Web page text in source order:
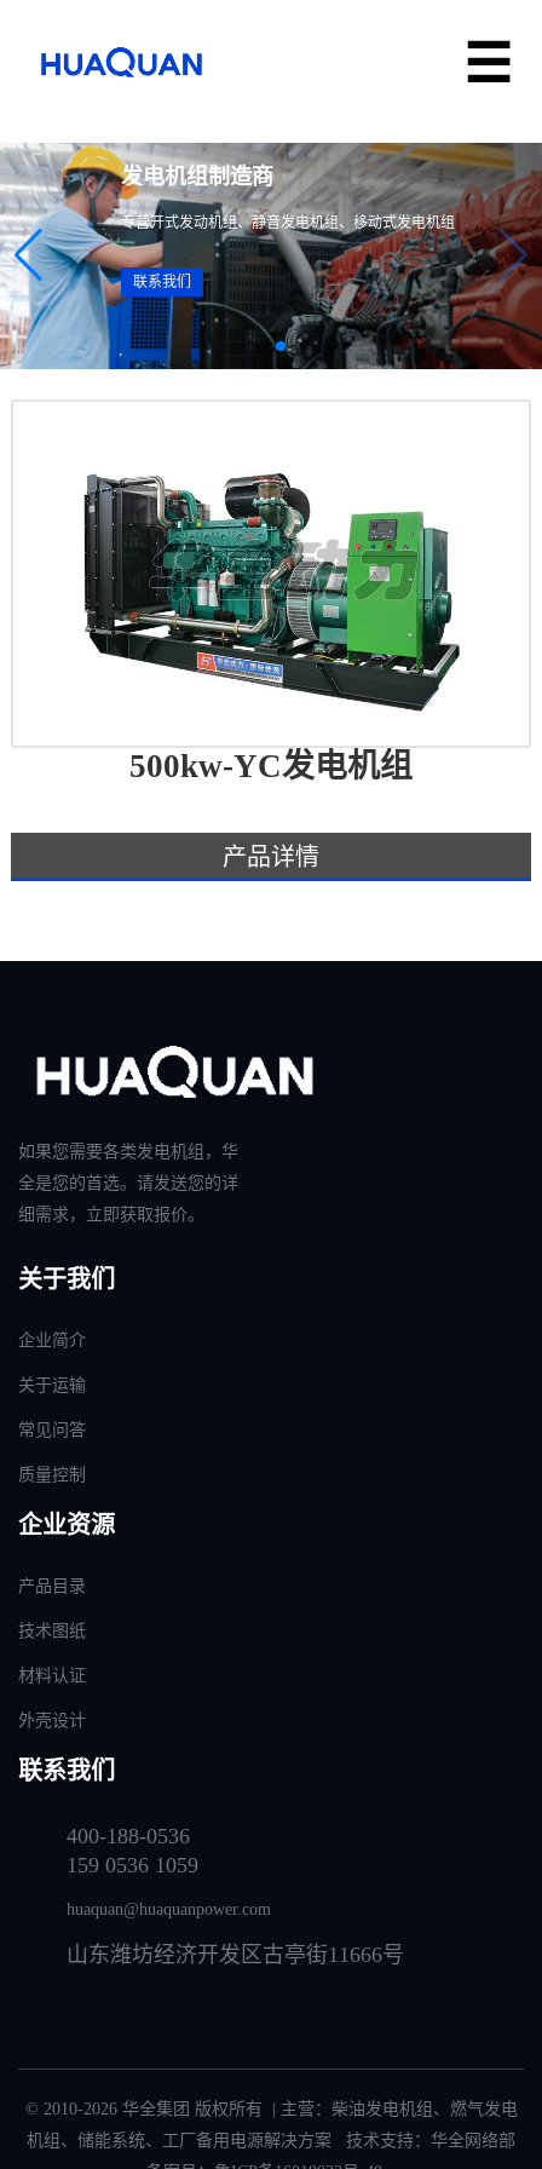
发电机组制造商
专营开式发动机组、静音发电机组、移动式发电机组
联系我们
500kw-YC发电机组
产品详情
如果您需要各类发电机组，华
全是您的首选。请发送您的详
细需求，立即获取报价。
关于我们
企业简介
关于运输
常见问答
质量控制
企业资源
产品目录
技术图纸
材料认证
外壳设计
联系我们
400-188-0536
159 0536 1059
huaquan@huaquanpower.com
山东潍坊经济开发区古亭街11666号
© 2010-2026 华全集团 版权所有 | 主营： 柴油发电机组 、 燃气发电
机组 、 储能系统、 工厂备用电源解决方案 技术支持：华全网络部